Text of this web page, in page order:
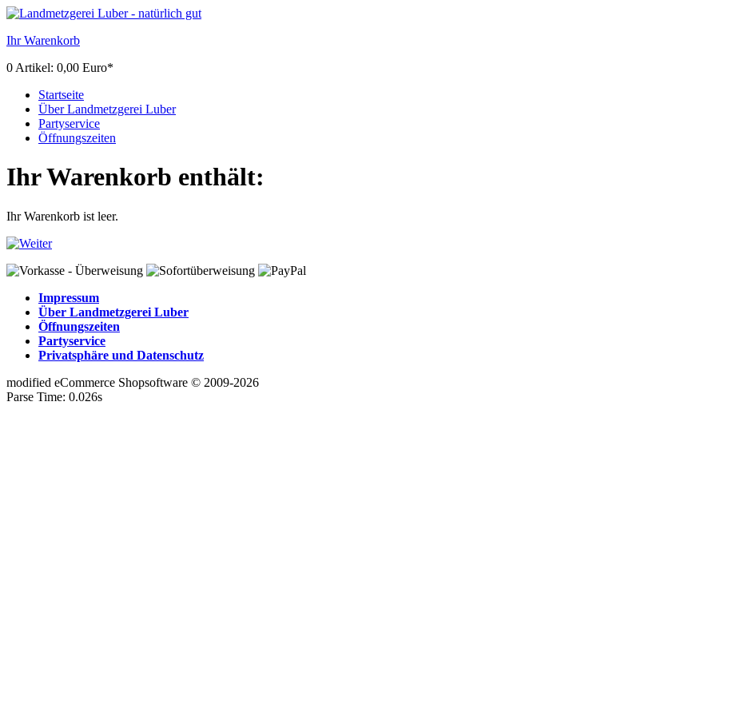
Ihr Warenkorb
0 Artikel: 0,00 Euro*
Startseite
Über Landmetzgerei Luber
Partyservice
Öffnungszeiten
Ihr Warenkorb enthält:
Ihr Warenkorb ist leer.
Impressum
Über Landmetzgerei Luber
Öffnungszeiten
Partyservice
Privatsphäre und Datenschutz
modified eCommerce Shopsoftware © 2009-2026
Parse Time: 0.026s